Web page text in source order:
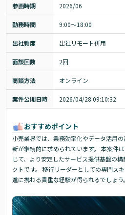
参画時期 2026/06
勤務時間 9:00～18:00
出社頻度 出社リモート併用
面談回数 2回
商談方法 オンライン
案件公開日時 2026/04/28 09:10:32
おすすめポイント
小売業界では、業務効率化やデータ活用
新が継続的に求められています。 本案件
じて、より安定したサービス提供基盤の
クトです。 移行リーダーとしての専門ス
進に携わる貴重な経験が得られるでしょう。